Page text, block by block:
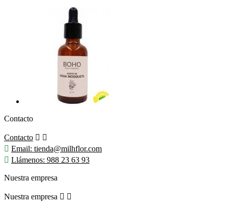
Contacto
Contacto  
 Email: tienda@milhflor.com
 Llámenos: 988 23 63 93
Nuestra empresa
Nuestra empresa  